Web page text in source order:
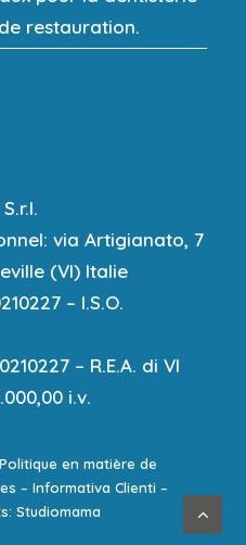
restauration.
via Artigianato, 7
(VI) Italie
– I.S.O.
– R.E.A. di VI
i.v.
Politique en matière de
– Informativa Clienti –
Studiomama